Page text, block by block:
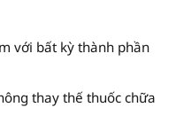
với bất kỳ thành phần
thay thế thuốc chữa